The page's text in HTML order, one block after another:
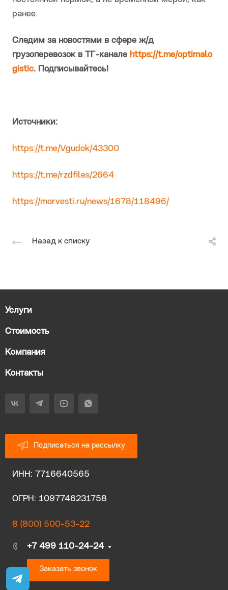
ранее.
Следим за новостями в сфере ж/д
грузоперевозок в ТГ-канале https://t.me/optimalo
gistic. Подписывайтесь!
Источники:
https://t.me/Vgudok/43300
https://t.me/rzdfiles/2664
https://morvesti.ru/news/1678/118496/
Назад к списку
Услуги
Стоимость
Компания
Контакты
Подписаться на рассылку
ИНН: 7716640565
ОГРН: 1097746231758
8 (800) 500-53-22
+7 499 110-24-24
Заказать звонок